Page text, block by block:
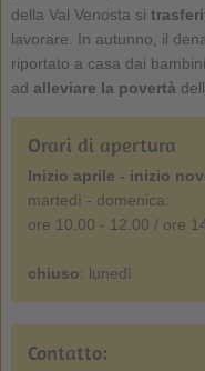
della Val Venosta si
lavorare. In autunno, il
riportato a casa dai
ad alleviare la povertà
Orari di apertura
Inizio aprile - inizio
martedì - domenica:
ore 10.00 - 12.00 / ore
chiuso: lunedì
Contatto: